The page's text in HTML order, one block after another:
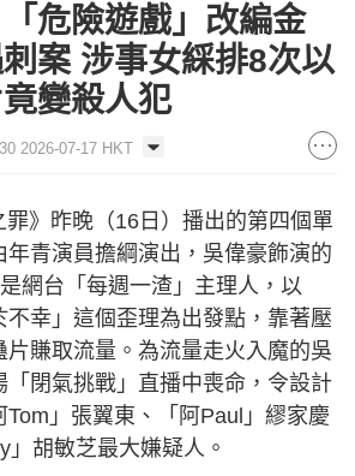
危險遊戲」改編金
案 涉事女綵排8次以
變殺人犯
2026-07-17 HKT
》昨晚（16日）播出的第四個單
年青演員擔綱演出，吳偉豪飾演的
網台「每週一渣」主理人，以
不幸」這個歪理為出發點，靠著壓
片賺取流量。為流量走火入魔的吳
「閉氣挑戰」直播中喪命，令設計
Tom」張翼東、「阿Paul」繆家慶
胡敏芝最大嫌疑人。